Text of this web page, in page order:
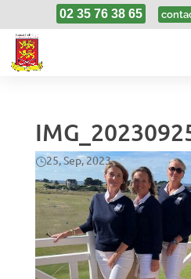
02 35 76 38 65
25, Sep, 2023